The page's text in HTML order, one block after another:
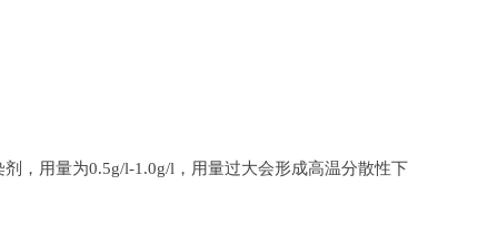
，用量为0.5g/l-1.0g/l，用量过大会形成高温分散性下